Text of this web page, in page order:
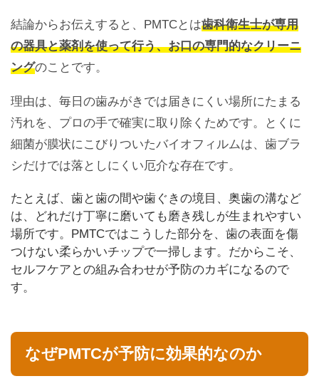
結論からお伝えすると、PMTCとは歯科衛生士が専用
の器具と薬剤を使って行う、お口の専門的なクリーニ
ングのことです。
理由は、毎日の歯みがきでは届きにくい場所にたまる
汚れを、プロの手で確実に取り除くためです。とくに
細菌が膜状にこびりついたバイオフィルムは、歯ブラ
シだけでは落としにくい厄介な存在です。
たとえば、歯と歯の間や歯ぐきの境目、奥歯の溝など
は、どれだけ丁寧に磨いても磨き残しが生まれやすい
場所です。PMTCではこうした部分を、歯の表面を傷
つけない柔らかいチップで一掃します。だからこそ、
セルフケアとの組み合わせが予防のカギになるので
す。
なぜPMTCが予防に効果的なのか